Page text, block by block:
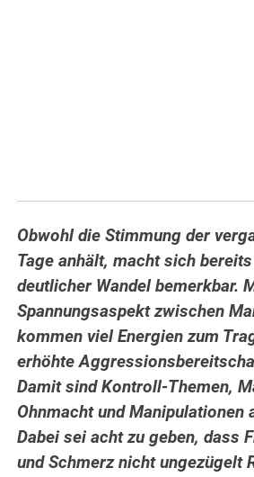
Obwohl die Stimmung der
Tage anhält, macht sich
deutlicher Wandel bemerkbar.
Spannungsaspekt zwischen
kommen viel Energien zum
erhöhte
Damit sind Kontroll-Themen,
Ohnmacht und Manipulationen
Dabei sei acht zu geben, dass
und Schmerz nicht ungezügelt